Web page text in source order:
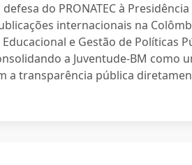
do PRONATEC à Presidência
internacionais na
e Gestão de Políticas
a Juventude-BM como
a transparência pública